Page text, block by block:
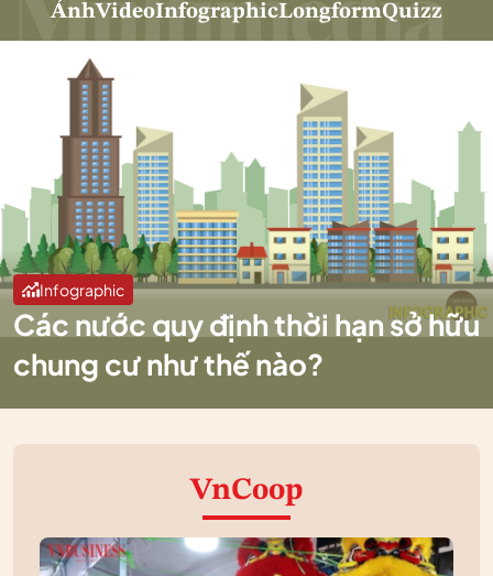
ẢnhVideoInfographicLongformQuizz
Infographic
Các nước quy định thời hạn sở hữu
chung cư như thế nào?
VnCoop